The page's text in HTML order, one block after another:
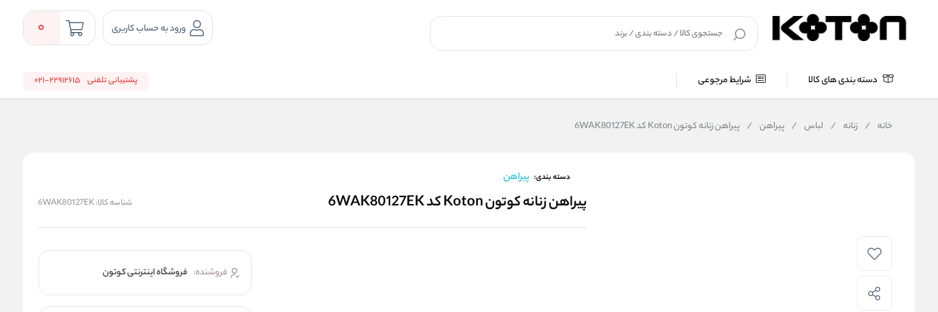
ورود به حساب کاربری 0
دسته بندی های کالا شرایط مرجوعی پشتیبانی تلفنی 22912615-021
خانه / زنانه / لباس / پیراهن / پیراهن زنانه کوتون Koton کد 6WAK80127EK
دسته بندی: پیراهن
پیراهن زنانه کوتون Koton کد 6WAK80127EK شناسه کالا:6WAK80127EK
فروشنده: فروشگاه اینترنتی کوتون